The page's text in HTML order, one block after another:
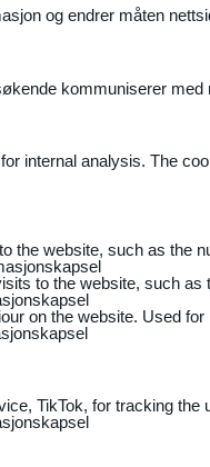
og endrer måten
kommuniserer
internal analysis. The
the website, such as the
to the website, such
on the website. Used
TikTok, for tracking the